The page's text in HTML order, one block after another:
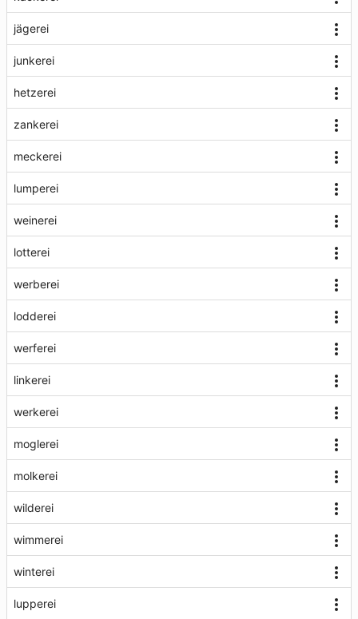
jägerei
junkerei
hetzerei
zankerei
meckerei
lumperei
weinerei
lotterei
werberei
lodderei
werferei
linkerei
werkerei
moglerei
molkerei
wilderei
wimmerei
winterei
lupperei